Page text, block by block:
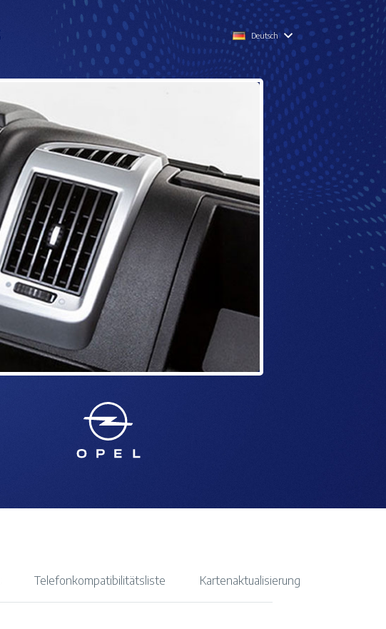
Deutsch
Telefonkompatibilitätsliste Kartenaktualisierung